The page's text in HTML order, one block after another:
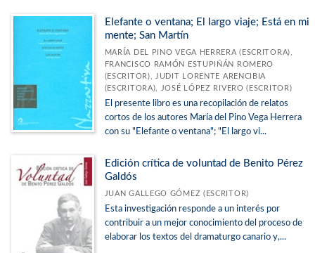
Elefante o ventana; El largo viaje; Está en mi
mente; San Martín
MARÍA DEL PINO VEGA HERRERA (ESCRITORA),
FRANCISCO RAMÓN ESTUPIÑÁN ROMERO
(ESCRITOR), JUDIT LORENTE ARENCIBIA
(ESCRITORA), JOSÉ LÓPEZ RIVERO (ESCRITOR)
El presente libro es una recopilación de relatos
cortos de los autores María del Pino Vega Herrera
con su "Elefante o ventana"; "El largo vi...
Edición crítica de voluntad de Benito Pérez
Galdós
JUAN GALLEGO GÓMEZ (ESCRITOR)
Esta investigación responde a un interés por
contribuir a un mejor conocimiento del proceso de
elaborar los textos del dramaturgo canario y,...